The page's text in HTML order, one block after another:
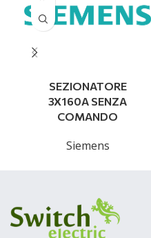
SEZIONATORE
3X160A SENZA
COMANDO
Siemens